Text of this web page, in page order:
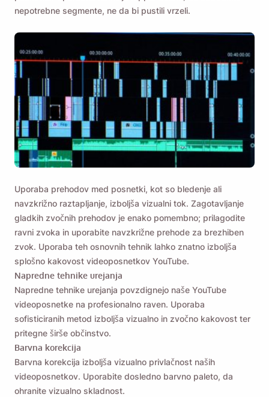
nepotrebne segmente, ne da bi pustili vrzeli.
Uporaba prehodov med posnetki, kot so bledenje ali
navzkrižno raztapljanje, izboljša vizualni tok. Zagotavljanje
gladkih zvočnih prehodov je enako pomembno; prilagodite
ravni zvoka in uporabite navzkrižne prehode za brezhiben
zvok. Uporaba teh osnovnih tehnik lahko znatno izboljša
splošno kakovost videoposnetkov YouTube.
Napredne tehnike urejanja
Napredne tehnike urejanja povzdignejo naše YouTube
videoposnetke na profesionalno raven. Uporaba
sofisticiranih metod izboljša vizualno in zvočno kakovost ter
pritegne širše občinstvo.
Barvna korekcija
Barvna korekcija izboljša vizualno privlačnost naših
videoposnetkov. Uporabite dosledno barvno paleto, da
ohranite vizualno skladnost.